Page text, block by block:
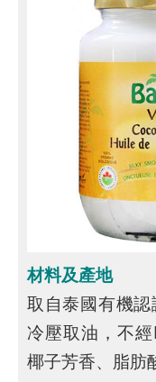
材料及產地
取自泰國有機
冷壓取油，不
椰子芳香、脂肪